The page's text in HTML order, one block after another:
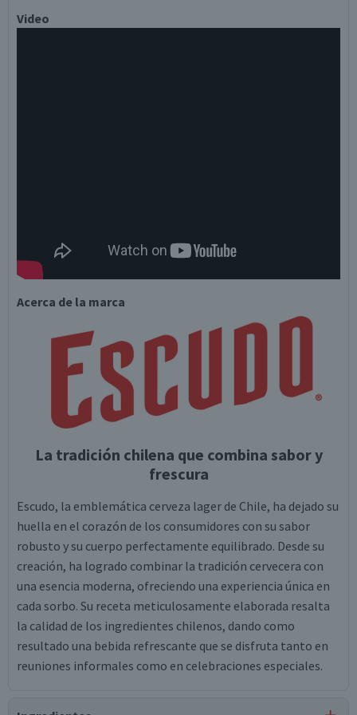
Video
Acerca de la marca
La tradición chilena que combina sabor y
frescura
Escudo, la emblemática cerveza lager de Chile, ha dejado su
huella en el corazón de los consumidores con su sabor
robusto y su cuerpo perfectamente equilibrado. Desde su
creación, ha logrado combinar la tradición cervecera con
una esencia moderna, ofreciendo una experiencia única en
cada sorbo. Su receta meticulosamente elaborada resalta
la calidad de los ingredientes chilenos, dando como
resultado una bebida refrescante que se disfruta tanto en
reuniones informales como en celebraciones especiales.